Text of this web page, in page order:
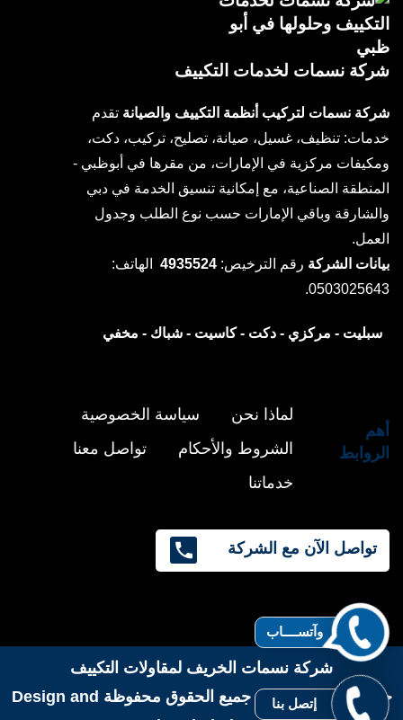
شركة نسمات لخدمات التكييف
شركة نسمات لتركيب أنظمة التكييف والصيانة تقدم
خدمات: تنظيف، غسيل، صيانة، تصليح، تركيب، دكت،
ومكيفات مركزية في الإمارات، من مقرها في أبوظبي -
المنطقة الصناعية، مع إمكانية تنسيق الخدمة في دبي
والشارقة وباقي الإمارات حسب نوع الطلب وجدول
العمل.
بيانات الشركة رقم الترخيص: 4935524
الهاتف:
0503025643.
سبليت - مركزي - دكت -كاسيت - شباك - مخفي
أهم
الروابط
لماذا نحن
سياسة الخصوصية
الشروط والأحكام
تواصل معنا
خدماتنا
تواصل الآن مع الشركة
شركة نسمات الخريف لمقاولات التكييف
حقوق النشر 2026 © جميع الحقوق محفوظة
Design and
إتصل بنا
وآتســــاب